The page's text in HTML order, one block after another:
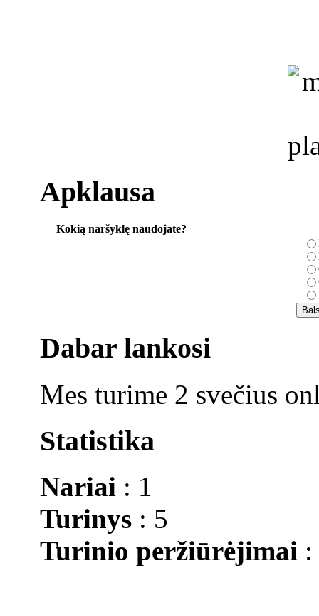
Apklausa
Kokią naršyklę naudojate?
Dabar lankosi
Mes turime 2 svečius
Statistika
Nariai : 1
Turinys : 5
Turinio peržiūrėjimai